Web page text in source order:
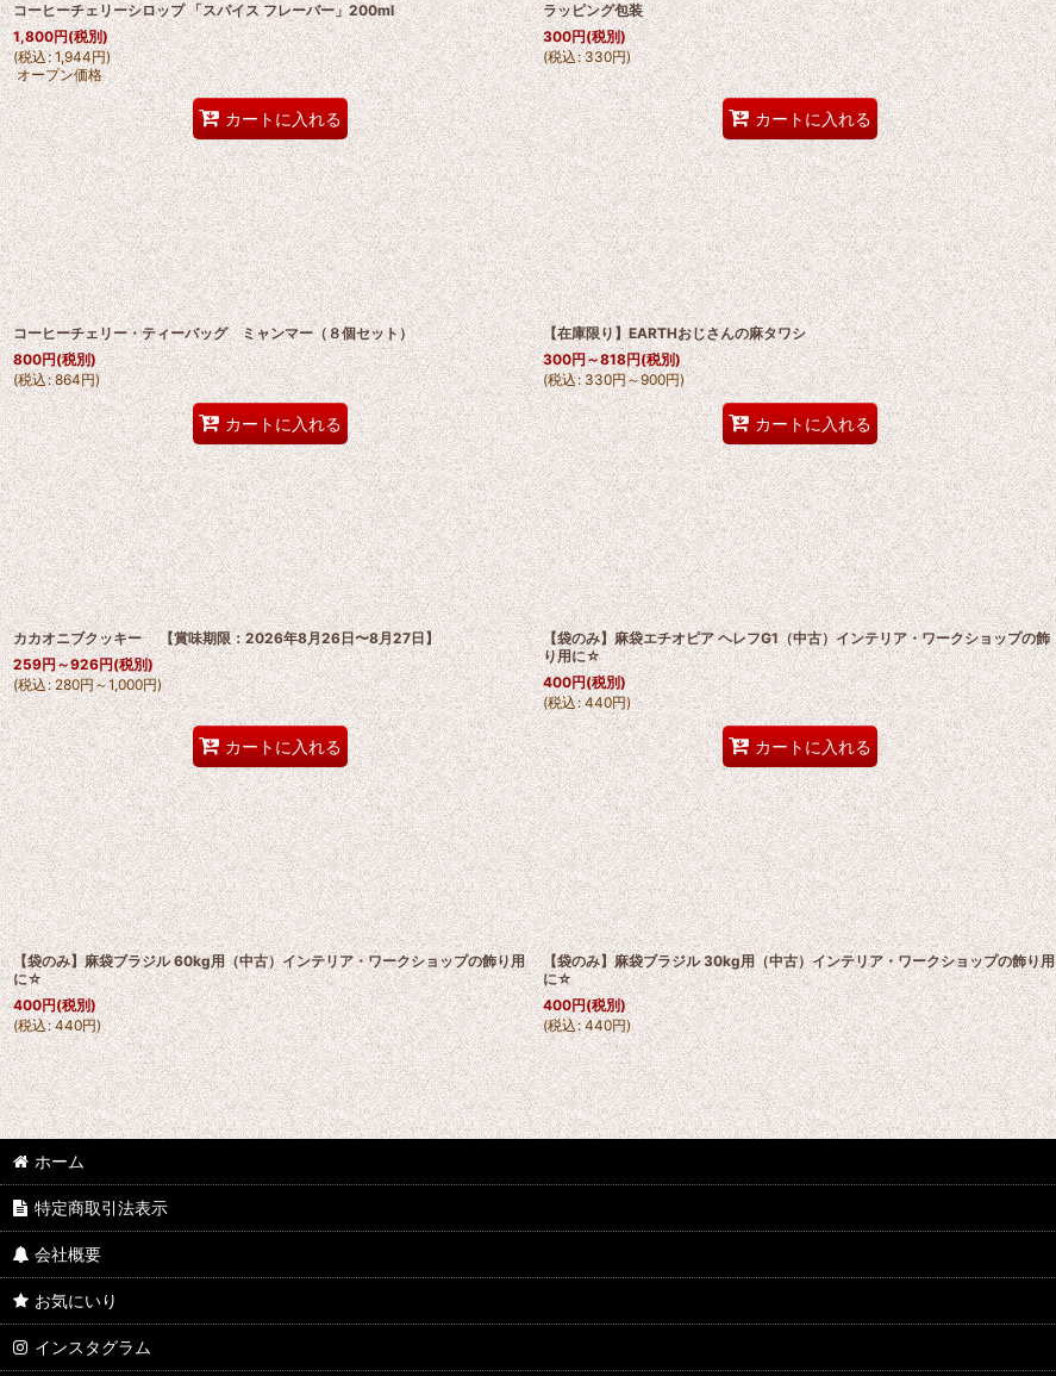
コーヒーチェリーシロップ 「スパイス フレーバー」200ml
1,800円(税別)
(税込: 1,944円)
オープン価格
カートに入れる
ラッピング包装
300円(税別)
(税込: 330円)
カートに入れる
コーヒーチェリー・ティーバッグ ミャンマー（８個セット）
800円(税別)
(税込: 864円)
カートに入れる
【在庫限り】EARTHおじさんの麻タワシ
300円～818円(税別)
(税込: 330円～900円)
カートに入れる
カカオニブクッキー 【賞味期限：2026年8月26日〜8月27日】
259円～926円(税別)
(税込: 280円～1,000円)
カートに入れる
【袋のみ】麻袋エチオピア ヘレフG1（中古）インテリア・ワークショップの飾
り用に☆
400円(税別)
(税込: 440円)
カートに入れる
【袋のみ】麻袋ブラジル 60kg用（中古）インテリア・ワークショップの飾り用
に☆
400円(税別)
(税込: 440円)
【袋のみ】麻袋ブラジル 30kg用（中古）インテリア・ワークショップの飾り用
に☆
400円(税別)
(税込: 440円)
ホーム
特定商取引法表示
会社概要
お気にいり
インスタグラム